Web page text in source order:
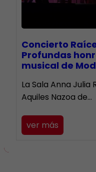
​Concierto
Profundas
musical de
La Sala Anna Julia
Aquiles Nazoa de…
ver más